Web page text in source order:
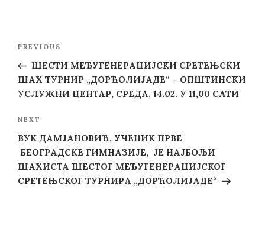
Previous
Post
PREVIOUS
ШЕСТИ МЕЂУГЕНЕРАЦИЈСКИ СРЕТЕЊСКИ
ШАХ ТУРНИР „ДОРЋОЛИЈАДЕ“ – ОПШТИНСКИ
УСЛУЖНИ ЦЕНТАР, СРЕДА, 14.02. У 11,00 САТИ
Next
Post
NEXT
ВУК ДАМЈАНОВИЋ, УЧЕНИК ПРВЕ
БЕОГРАДСКЕ ГИМНАЗИЈЕ, ЈЕ НАЈБОЉИ
ШАХИСТА ШЕСТОГ МЕЂУГЕНЕРАЦИЈСКОГ
СРЕТЕЊСКОГ ТУРНИРА „ДОРЋОЛИЈАДЕ“